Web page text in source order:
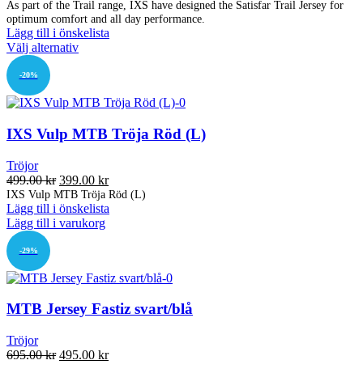
väljas
på
produktsidan
ursprungliga
priset
var:
399.00 kr.
nuvarande
priset
är:
As part of the Trail range, IXS have designed the Satisfar Trail Jersey for
optimum comfort and all day performance.
Lägg till i önskelista
Välj alternativDen
flera
De
kan
väljas
på
produktsidan
-20%
IXS Vulp MTB Tröja Röd (L)
Tröjor
499.00kr Det
ursprungliga
priset
var:
399.00 krDet
nuvarande
priset
IXS Vulp MTB Tröja Röd (L)
Lägg till i önskelista
Lägg till i varukorg
-29%
MTB Jersey Fastiz svart/blå
Tröjor
695.00kr Det
495.00 krDet